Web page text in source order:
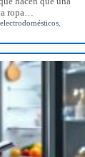
ropa…